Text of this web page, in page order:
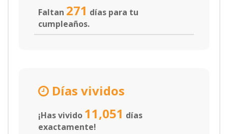
Faltan 271 días para tu
cumpleaños.
Días vividos
¡Has vivido 11,051 días
exactamente!